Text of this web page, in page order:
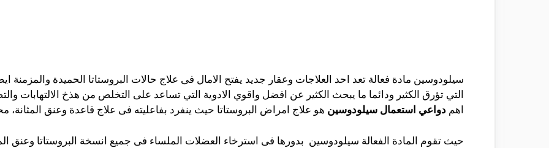
سيلودوسين مادة فعالة تعد احد العلاجات وعقار جديد يفتح الامال فى علاج حالات البروستاتا الحميدة
التي تؤرق الكثير ودائما ما يبحث الكثير عن افضل واقوي الادوية التي تساعد على التخلص من هذخ الالتهابات
اهم دواعي استعمال سيلودوسين هو علاج امراض البروستاتا حيث ينفرد بفاعليته فى علاج قاعدة وعنق المثانة،
حيث تقوم المادة الفعالة سيلودوسين بدورها فى استرخاء العضلات الملساء فى جميع انسخة البروستاتا وعنق